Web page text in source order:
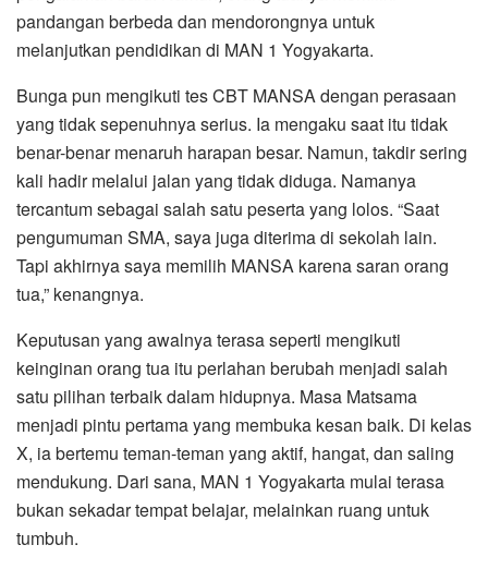
pandangan berbeda dan mendorongnya untuk
melanjutkan pendidikan di MAN 1 Yogyakarta.
Bunga pun mengikuti tes CBT MANSA dengan perasaan
yang tidak sepenuhnya serius. Ia mengaku saat itu tidak
benar-benar menaruh harapan besar. Namun, takdir sering
kali hadir melalui jalan yang tidak diduga. Namanya
tercantum sebagai salah satu peserta yang lolos. “Saat
pengumuman SMA, saya juga diterima di sekolah lain.
Tapi akhirnya saya memilih MANSA karena saran orang
tua,” kenangnya.
Keputusan yang awalnya terasa seperti mengikuti
keinginan orang tua itu perlahan berubah menjadi salah
satu pilihan terbaik dalam hidupnya. Masa Matsama
menjadi pintu pertama yang membuka kesan baik. Di kelas
X, ia bertemu teman-teman yang aktif, hangat, dan saling
mendukung. Dari sana, MAN 1 Yogyakarta mulai terasa
bukan sekadar tempat belajar, melainkan ruang untuk
tumbuh.